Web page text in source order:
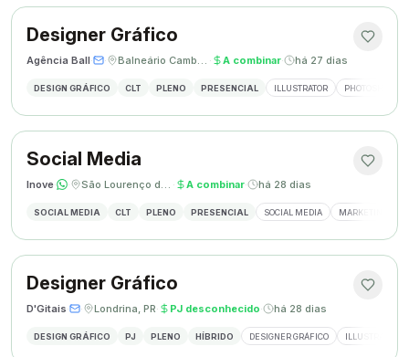
Designer Gráfico
Agência Ball· · Balneário Camboriú, SC · A combinar· há 27 dias
DESIGN GRÁFICO CLT PLENO PRESENCIAL ILLUSTRATOR PHOTOSHOP
Social Media
Inove· · São Lourenço do Oeste, SC · A combinar· há 28 dias
SOCIAL MEDIA CLT PLENO PRESENCIAL SOCIAL MEDIA MARKETING
Designer Gráfico
D'Gitais· · Londrina, PR· PJ desconhecido· há 28 dias
DESIGN GRÁFICO PJ PLENO HÍBRIDO DESIGNER GRÁFICO ILLUSTRATOR